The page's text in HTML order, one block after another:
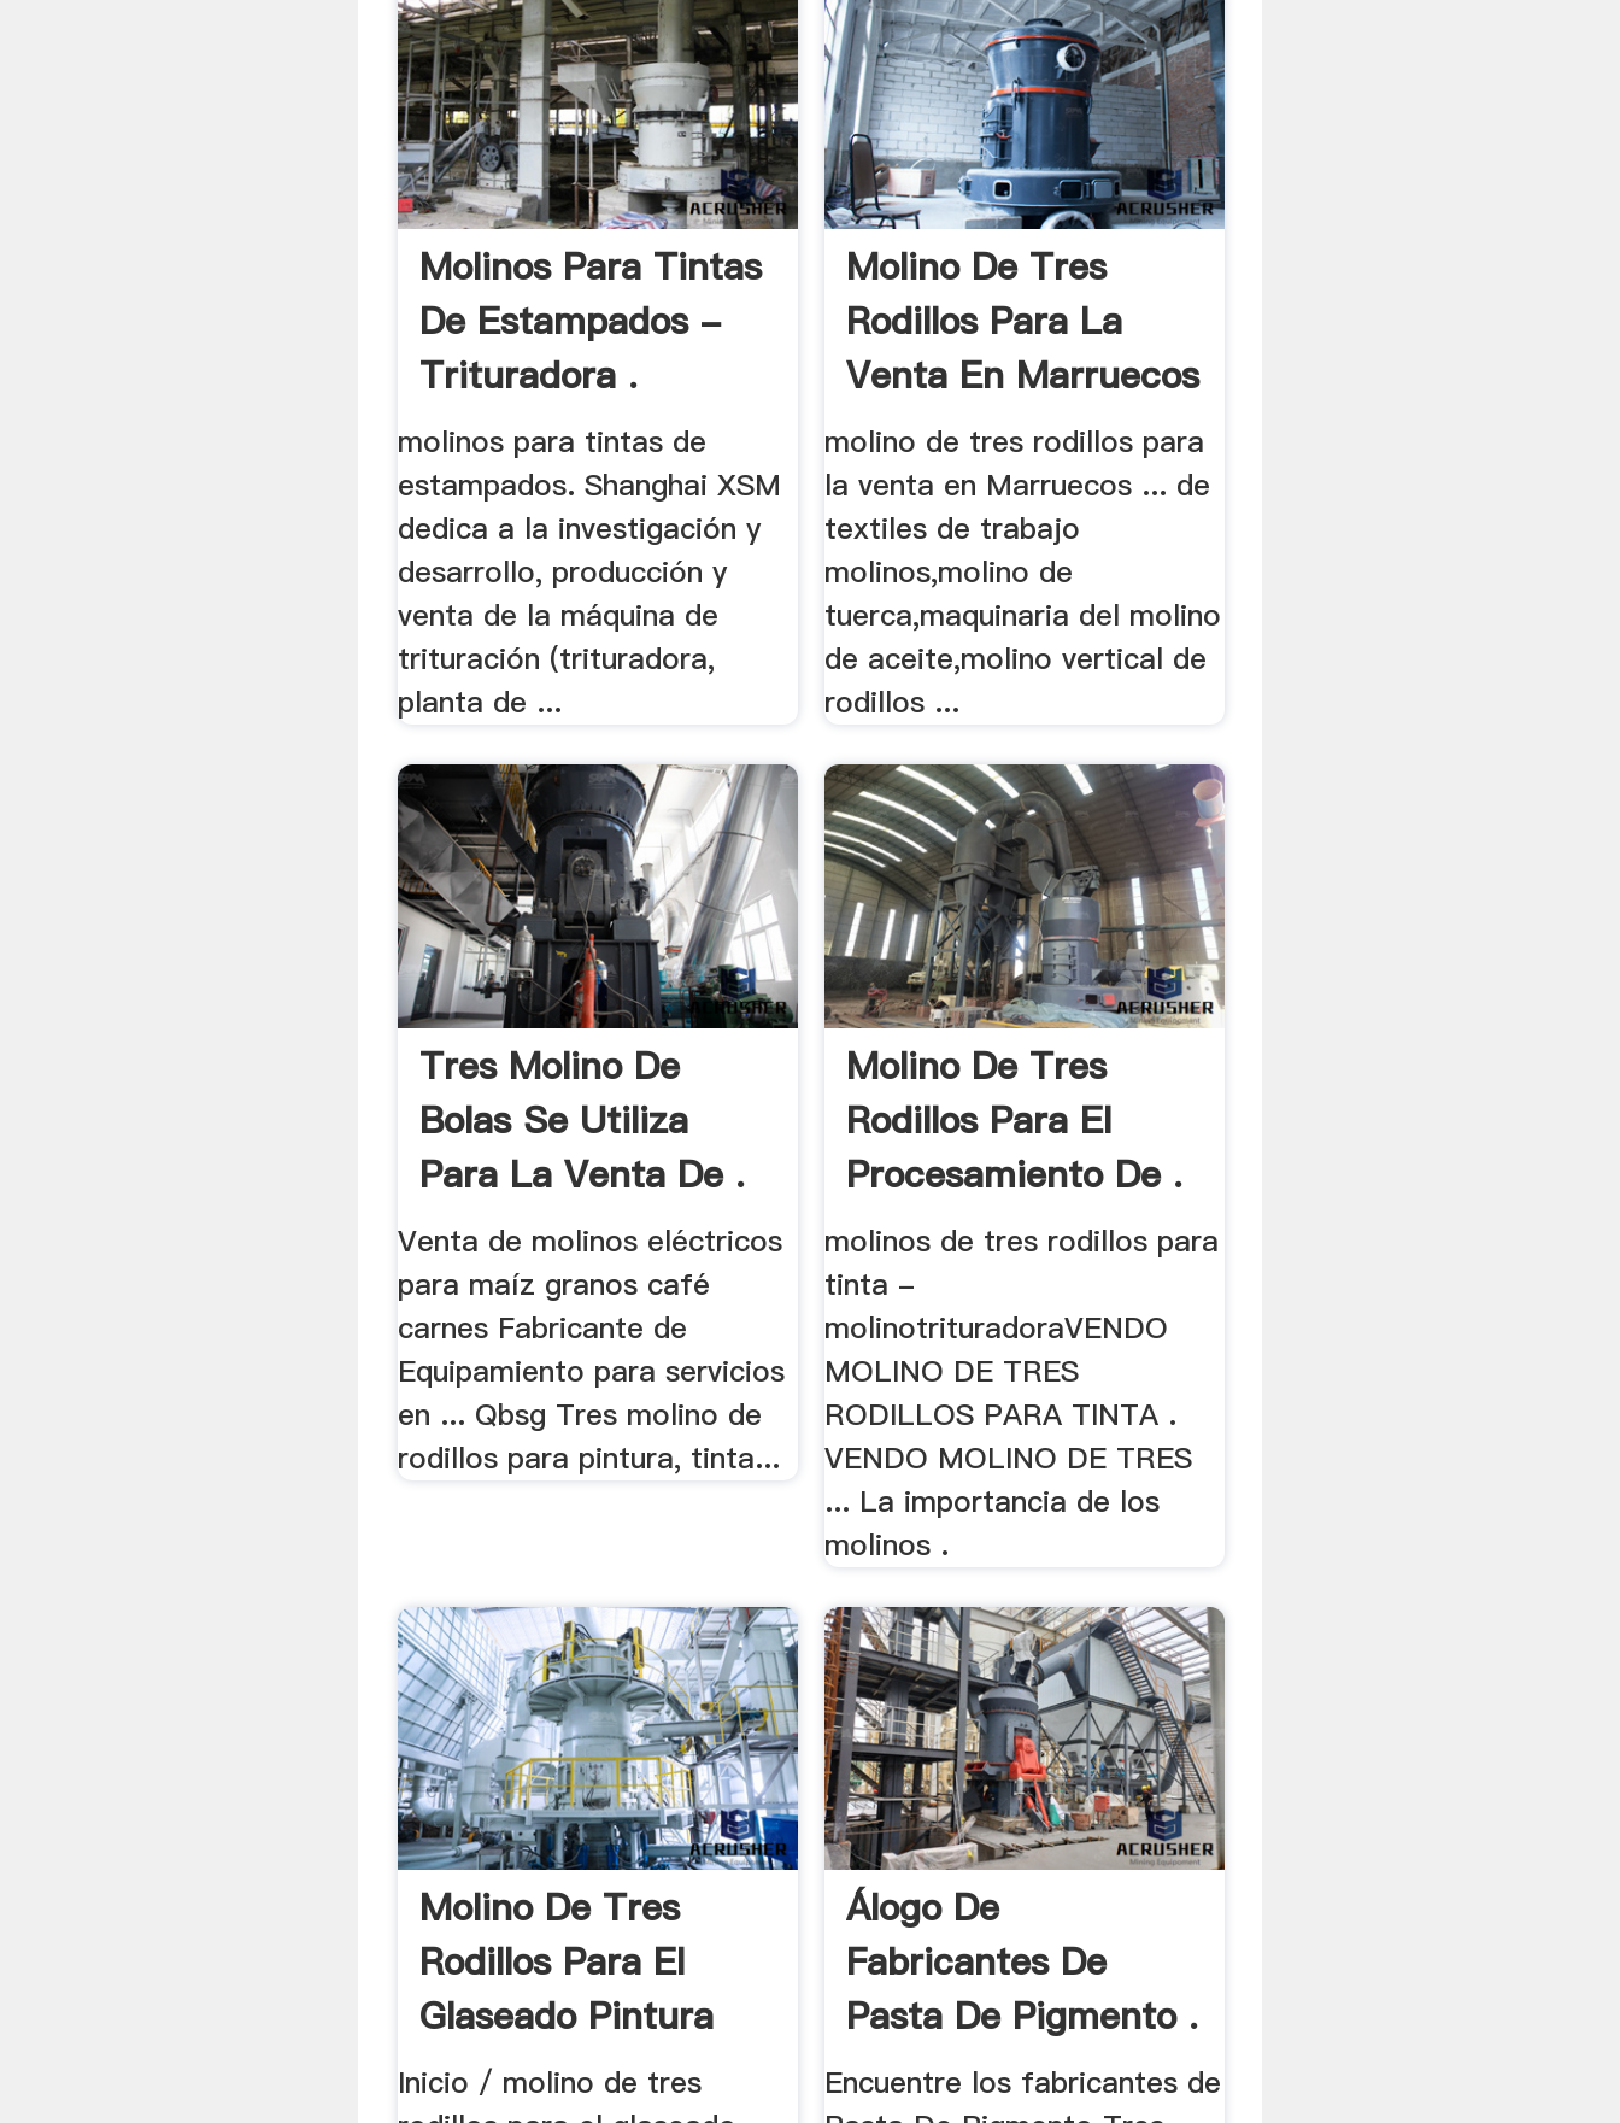
Molinos Para Tintas
De Estampados -
Trituradora .
molinos para tintas de
estampados. Shanghai XSM
dedica a la investigación y
desarrollo, producción y
venta de la máquina de
trituración (trituradora,
planta de ...
Molino De Tres
Rodillos Para La
Venta En Marruecos
molino de tres rodillos para
la venta en Marruecos ... de
textiles de trabajo
molinos,molino de
tuerca,maquinaria del molino
de aceite,molino vertical de
rodillos ...
Tres Molino De
Bolas Se Utiliza
Para La Venta De .
Venta de molinos eléctricos
para maíz granos café
carnes Fabricante de
Equipamiento para servicios
en ... Qbsg Tres molino de
rodillos para pintura, tinta...
Molino De Tres
Rodillos Para El
Procesamiento De .
molinos de tres rodillos para
tinta -
molinotrituradoraVENDO
MOLINO DE TRES
RODILLOS PARA TINTA .
VENDO MOLINO DE TRES
... La importancia de los
molinos .
Molino De Tres
Rodillos Para El
Glaseado Pintura
Inicio / molino de tres
Álogo De
Fabricantes De
Pasta De Pigmento .
Encuentre los fabricantes de